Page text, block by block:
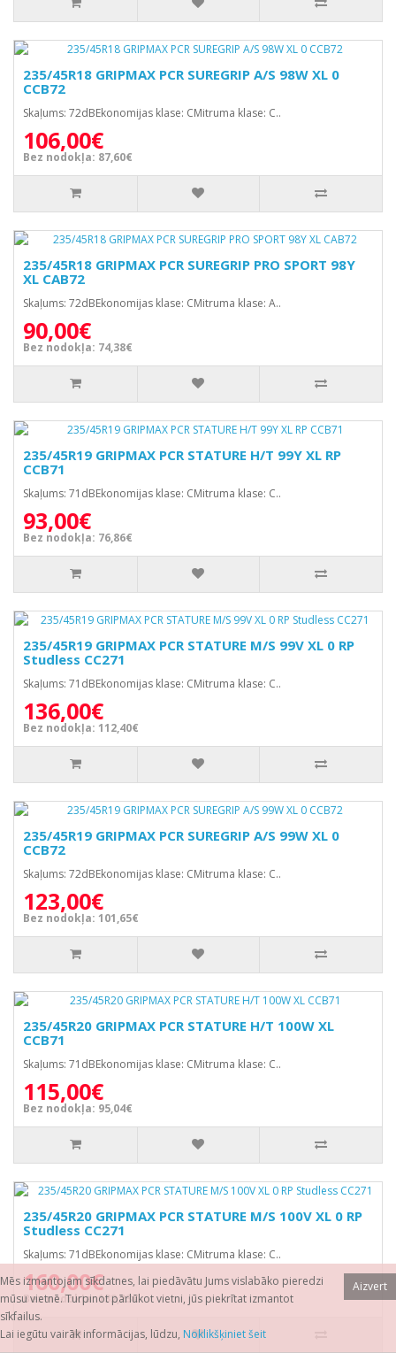
235/45R18 GRIPMAX PCR SUREGRIP A/S 98W XL 0
CCB72
Skaļums: 72dBEkonomijas klase: CMitruma klase: C..
106,00€
Bez nodokļa: 87,60€
235/45R18 GRIPMAX PCR SUREGRIP PRO SPORT 98Y
XL CAB72
Skaļums: 72dBEkonomijas klase: CMitruma klase: A..
90,00€
Bez nodokļa: 74,38€
235/45R19 GRIPMAX PCR STATURE H/T 99Y XL RP
CCB71
Skaļums: 71dBEkonomijas klase: CMitruma klase: C..
93,00€
Bez nodokļa: 76,86€
235/45R19 GRIPMAX PCR STATURE M/S 99V XL 0 RP
Studless CC271
Skaļums: 71dBEkonomijas klase: CMitruma klase: C..
136,00€
Bez nodokļa: 112,40€
235/45R19 GRIPMAX PCR SUREGRIP A/S 99W XL 0
CCB72
Skaļums: 72dBEkonomijas klase: CMitruma klase: C..
123,00€
Bez nodokļa: 101,65€
235/45R20 GRIPMAX PCR STATURE H/T 100W XL
CCB71
Skaļums: 71dBEkonomijas klase: CMitruma klase: C..
115,00€
Bez nodokļa: 95,04€
235/45R20 GRIPMAX PCR STATURE M/S 100V XL 0 RP
Studless CC271
Skaļums: 71dBEkonomijas klase: CMitruma klase: C..
160,00€
Bez nodokļa: 132,23€
Aizvert
Mēs izmantojam sīkdatnes, lai piedāvātu Jums vislabāko pieredzi
mūsu vietnē. Turpinot pārlūkot vietni, jūs piekrītat izmantot
sīkfailus.
Lai iegūtu vairāk informācijas, lūdzu, Noklikšķiniet šeit